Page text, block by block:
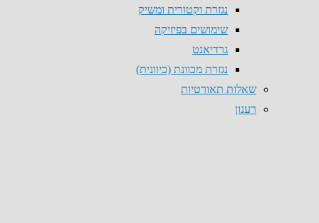
נגזרת וקטורית ומשיק
שימושים בפיזיקה
גרדיאנט
נגזרת מכוונת (כיוונית)
שאלות תאורטיות
רענון